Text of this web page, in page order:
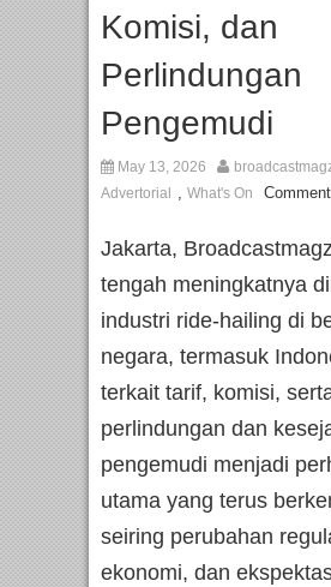
Komisi, dan
Perlindungan
Pengemudi
May 13, 2026
Advertorial
, What's On
Jakarta,
tengah meningkatnya
industri ride-hailing di
negara, termasuk
terkait tarif, komisi,
perlindungan dan
pengemudi menjadi
utama yang terus
seiring perubahan
ekonomi, dan